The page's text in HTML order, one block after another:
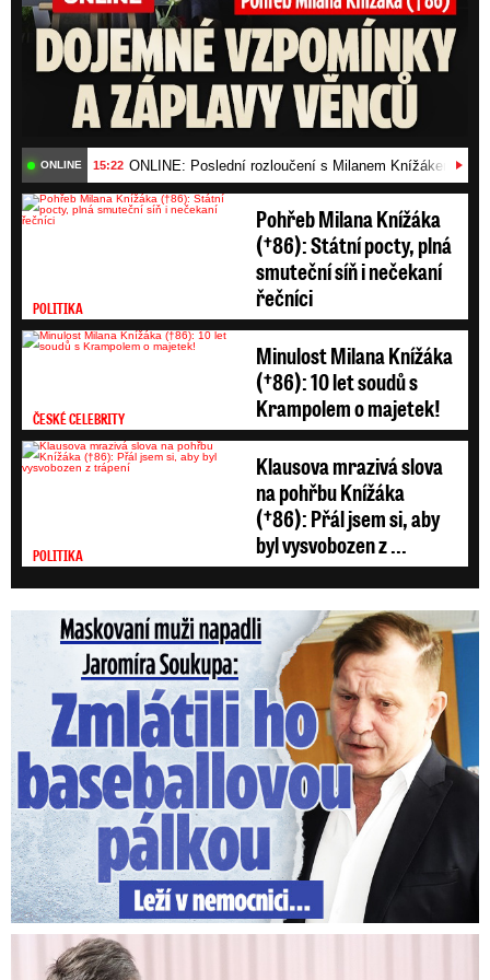
ONLINE 15:22 ONLINE: Poslední rozloučení s Milanem Knížákem
POLITIKA
Pohřeb Milana Knížáka
(†86): Státní pocty, plná
smuteční síň i nečekaní
řečníci
ČESKÉ CELEBRITY
Minulost Milana Knížáka
(†86): 10 let soudů s
Krampolem o majetek!
POLITIKA
Klausova mrazivá slova
na pohřbu Knížáka
(†86): Přál jsem si, aby
byl vysvobozen z ...
Maskovaní muži napadli Jaromíra Soukupa: Krvavá nakládačka
V trezoru měl 80 milionů: Policie obvinila exšéfa železnic!